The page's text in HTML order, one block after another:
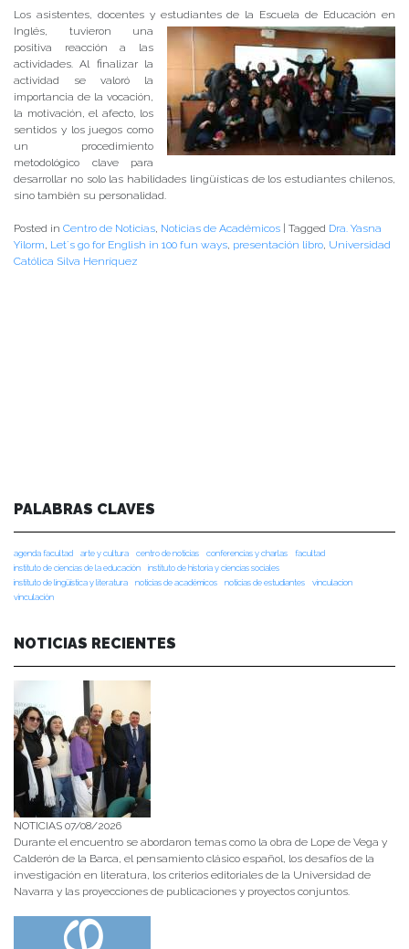
Los asistentes, docentes y estudiantes de la Escuela de Educación en
Inglés, tuvieron una
positiva reacción a las
actividades. Al finalizar la
actividad se valoró la
importancia de la vocación,
la motivación, el afecto, los
sentidos y los juegos como
un procedimiento
metodológico clave para
desarrollar no solo las habilidades lingüísticas de los estudiantes chilenos,
sino también su personalidad.
Posted in Centro de Noticias, Noticias de Académicos Tagged Dra. Yasna
Yilorm, Let´s go for English in 100 fun ways, presentación libro, Universidad
Católica Silva Henríquez
PALABRAS CLAVES
agenda facultad arte y cultura centro de noticias conferencias y charlas
facultad
instituto de ciencias de la educación
instituto de historia y ciencias sociales
instituto de lingüística y literatura
noticias de académicos noticias de estudiantes
vinculacion
vinculación
NOTICIAS RECIENTES
NOTICIAS 07/08/2026
Durante el encuentro se abordaron temas como la obra de Lope de Vega y
Calderón de la Barca, el pensamiento clásico español, los desafíos de la
investigación en literatura, los criterios editoriales de la Universidad de
Navarra y las proyecciones de publicaciones y proyectos conjuntos.